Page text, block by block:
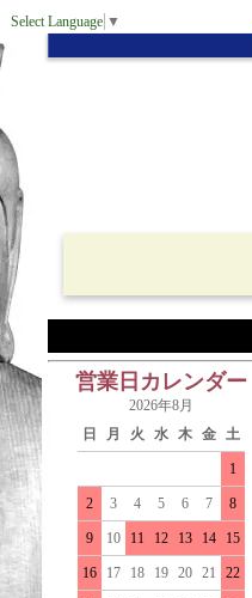
Select Language ▼
営業日カレンダー
2026年8月
日
月 火 水 木 金 土
1
2 3 4 5 6 7 8
9 10 11 12 13 14 15
16 17 18 19 20 21 22